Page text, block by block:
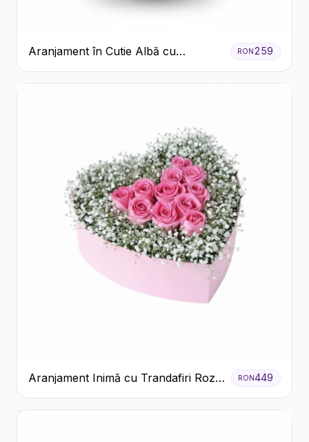
Aranjament în Cutie Albă cu
Trandafiri Roșii și Lisianthus
RON259
Aranjament Inimă cu Trandafiri Roz
și Gypsophila Albă
RON449